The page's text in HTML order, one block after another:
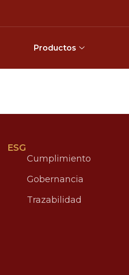
Productos
ESG
Cumplimiento
Gobernancia
Trazabilidad